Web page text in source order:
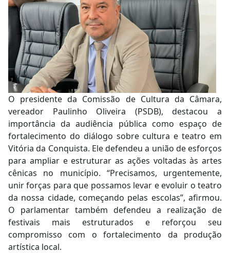
O presidente da Comissão de Cultura da Câmara,
vereador Paulinho Oliveira (PSDB), destacou a
importância da audiência pública como espaço de
fortalecimento do diálogo sobre cultura e teatro em
Vitória da Conquista. Ele defendeu a união de esforços
para ampliar e estruturar as ações voltadas às artes
cênicas no município. “Precisamos, urgentemente,
unir forças para que possamos levar e evoluir o teatro
da nossa cidade, começando pelas escolas”, afirmou.
O parlamentar também defendeu a realização de
festivais mais estruturados e reforçou seu
compromisso com o fortalecimento da produção
artística local.